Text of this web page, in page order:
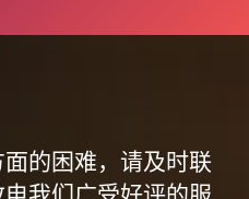
的困难，请及时联
我们广受好评的服